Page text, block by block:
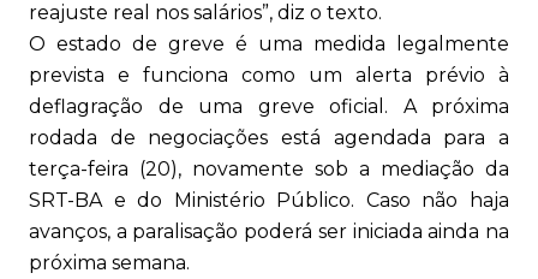
reajuste real nos salários”, diz o texto.
O estado de greve é uma medida legalmente
prevista e funciona como um alerta prévio à
deflagração de uma greve oficial. A próxima
rodada de negociações está agendada para a
terça-feira (20), novamente sob a mediação da
SRT-BA e do Ministério Público. Caso não haja
avanços, a paralisação poderá ser iniciada ainda na
próxima semana.